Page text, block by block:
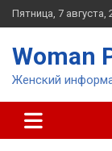
Перейти
к
Пятница, 7 августа,
Woman
Женский